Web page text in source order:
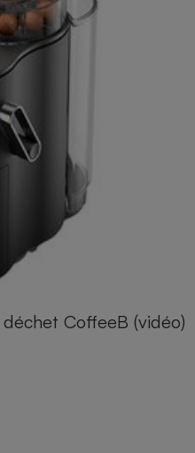
CoffeeB (vidéo)